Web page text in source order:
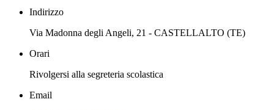
Indirizzo
Via Madonna degli Angeli, 21 - CASTELLALTO (TE)
Orari
Rivolgersi alla segreteria scolastica
Email